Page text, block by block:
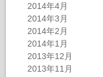
2014年4月
2014年3月
2014年2月
2014年1月
2013年12月
2013年11月